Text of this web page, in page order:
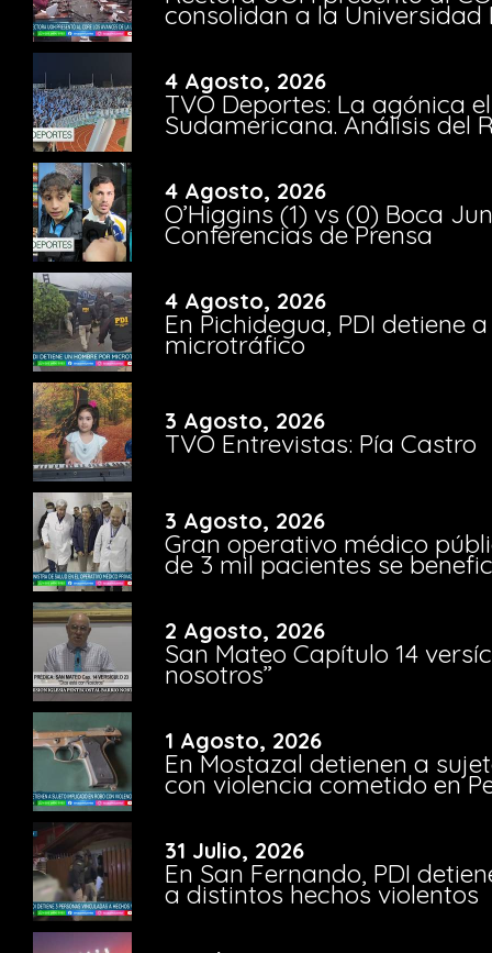
consolidan a la Universidad
4 Agosto, 2026
TVO Deportes: La agónica
Sudamericana. Análisis del
4 Agosto, 2026
O’Higgins (1) vs (0) Boca
Conferencias de Prensa
4 Agosto, 2026
En Pichidegua, PDI detiene
microtráfico
3 Agosto, 2026
TVO Entrevistas: Pía Castro
3 Agosto, 2026
Gran operativo médico
de 3 mil pacientes se
2 Agosto, 2026
San Mateo Capítulo 14
nosotros”
1 Agosto, 2026
En Mostazal detienen a
con violencia cometido en
31 Julio, 2026
En San Fernando, PDI
a distintos hechos violentos